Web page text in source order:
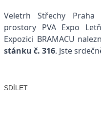
Veletrh Střechy
prostory PVA Expo
Expozici BRAMACU
stánku č. 316. Jste
SDÍLET